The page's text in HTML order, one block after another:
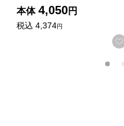
本体 4,050円
税込 4,374円